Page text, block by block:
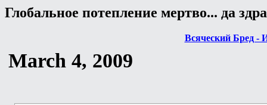
Глобальное потепление мертво... да
Всяческий Бред -
March 4, 2009